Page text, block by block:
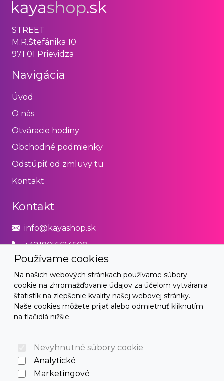
Používame cookies
Na našich webových stránkach používame súbory
cookie na zhromažďovanie údajov za účelom vytvárania
štatistík na zlepšenie kvality našej webovej stránky.
Naše cookies môžete prijať alebo odmietnuť kliknutím
na tlačidlá nižšie.
Nevyhnutné súbory cookie
Analytické
Marketingové
STREET
M.R.Štefánika 10
971 01 Prievidza
Navigácia
Úvod
O nás
Otváracie hodiny
Obchodné podmienky
Odstúpiť od zmluvy tu
Kontakt
Kontakt
info@kayashop.sk
+421907724600
Právne
Obchodné podmienky
Zásady používania cookies
© 2026 Arrabella s.r.o., mayabella s.r.o., Všetky práva
vyhradené.